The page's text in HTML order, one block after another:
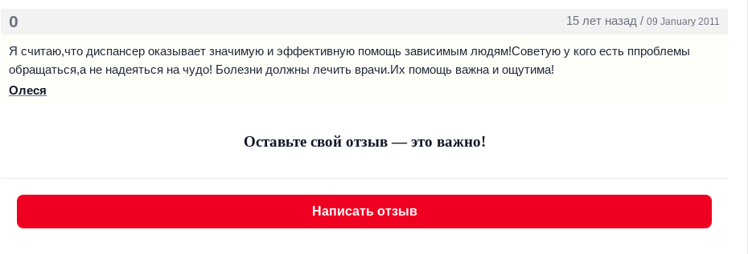
0 15 лет назад / 09 January 2011
Я считаю,что диспансер оказывает значимую и эффективную помощь зависимым людям!Советую у кого есть ппроблемы
обращаться,а не надеяться на чудо! Болезни должны лечить врачи.Их помощь важна и ощутима!
Олеся
Оставьте свой отзыв — это важно!
Написать отзыв